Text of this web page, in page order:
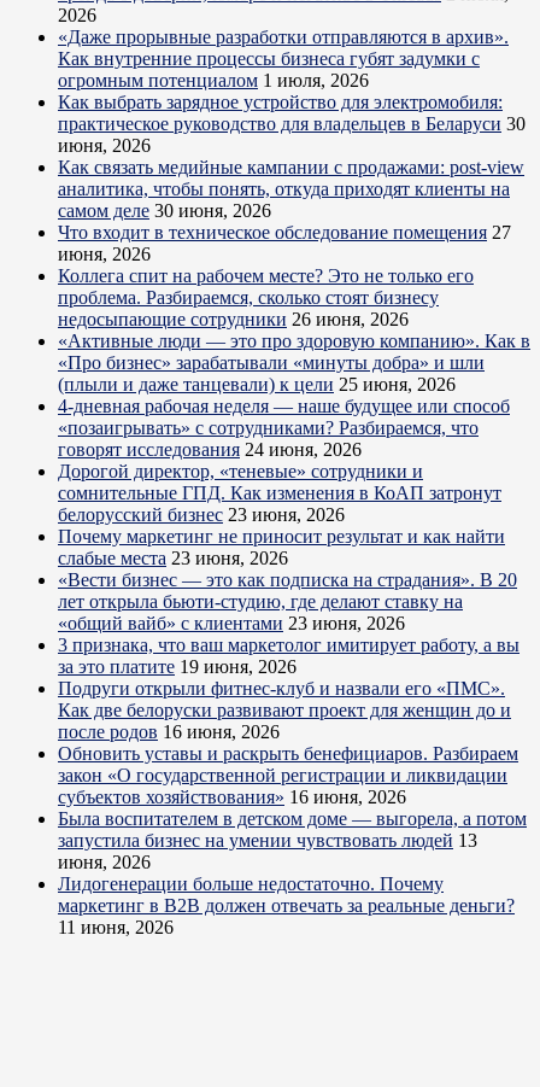
2026
«Даже прорывные разработки отправляются в архив».
Как внутренние процессы бизнеса губят задумки с
огромным потенциалом 1 июля, 2026
Как выбрать зарядное устройство для электромобиля:
практическое руководство для владельцев в Беларуси 30
июня, 2026
Как связать медийные кампании с продажами: post-view
аналитика, чтобы понять, откуда приходят клиенты на
самом деле 30 июня, 2026
Что входит в техническое обследование помещения 27
июня, 2026
Коллега спит на рабочем месте? Это не только его
проблема. Разбираемся, сколько стоят бизнесу
недосыпающие сотрудники 26 июня, 2026
«Активные люди — это про здоровую компанию». Как в
«Про бизнес» зарабатывали «минуты добра» и шли
(плыли и даже танцевали) к цели 25 июня, 2026
4-дневная рабочая неделя — наше будущее или способ
«позаигрывать» с сотрудниками? Разбираемся, что
говорят исследования 24 июня, 2026
Дорогой директор, «теневые» сотрудники и
сомнительные ГПД. Как изменения в КоАП затронут
белорусский бизнес 23 июня, 2026
Почему маркетинг не приносит результат и как найти
слабые места 23 июня, 2026
«Вести бизнес — это как подписка на страдания». В 20
лет открыла бьюти-студию, где делают ставку на
«общий вайб» с клиентами 23 июня, 2026
3 признака, что ваш маркетолог имитирует работу, а вы
за это платите 19 июня, 2026
Подруги открыли фитнес-клуб и назвали его «ПМС».
Как две белоруски развивают проект для женщин до и
после родов 16 июня, 2026
Обновить уставы и раскрыть бенефициаров. Разбираем
закон «О государственной регистрации и ликвидации
субъектов хозяйствования» 16 июня, 2026
Была воспитателем в детском доме — выгорела, а потом
запустила бизнес на умении чувствовать людей 13
июня, 2026
Лидогенерации больше недостаточно. Почему
маркетинг в B2B должен отвечать за реальные деньги?
11 июня, 2026